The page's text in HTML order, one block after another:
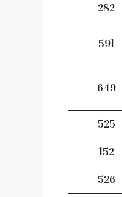
282
591
649
525
152
526